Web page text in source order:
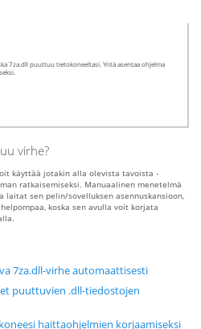
7za.dll puuttuu tietokoneeltasi. Yritä asentaa ohjelma
virhe?
käyttää jotakin alla olevista tavoista -
ratkaisemiseksi. Manuaalinen menetelmä
sen pelin/sovelluksen asennuskansioon,
koska sen avulla voit korjata
7za.dll-virhe automaattisesti
puuttuvien .dll-tiedostojen
haittaohjelmien korjaamiseksi